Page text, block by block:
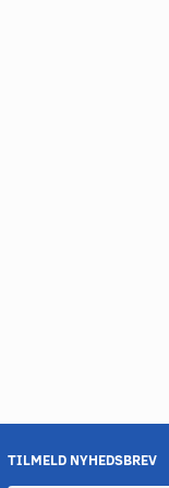
TILMELD NYHEDSBREV